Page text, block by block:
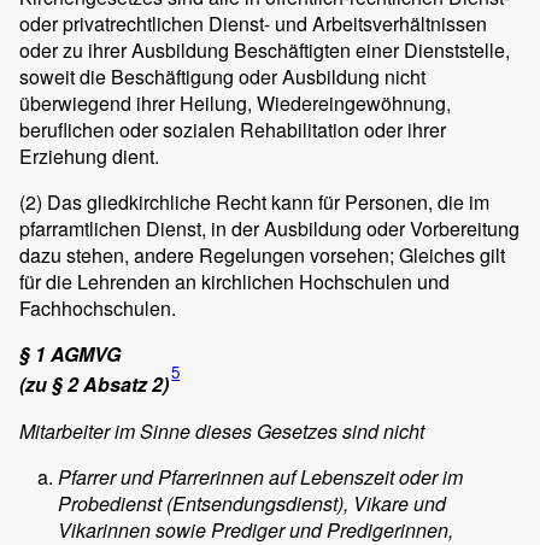
oder privatrechtlichen Dienst- und Arbeitsverhältnissen
oder zu ihrer Ausbildung Beschäftigten einer Dienststelle,
soweit die Beschäftigung oder Ausbildung nicht
überwiegend ihrer Heilung, Wiedereingewöhnung,
beruflichen oder sozialen Rehabilitation oder ihrer
Erziehung dient.
(2) Das gliedkirchliche Recht kann für Personen, die im
pfarramtlichen Dienst, in der Ausbildung oder Vorbereitung
dazu stehen, andere Regelungen vorsehen; Gleiches gilt
für die Lehrenden an kirchlichen Hochschulen und
Fachhochschulen.
§ 1 AGMVG
(zu § 2 Absatz 2)5
Mitarbeiter im Sinne dieses Gesetzes sind nicht
Pfarrer und Pfarrerinnen auf Lebenszeit oder im
Probedienst (Entsendungsdienst), Vikare und
Vikarinnen sowie Prediger und Predigerinnen,